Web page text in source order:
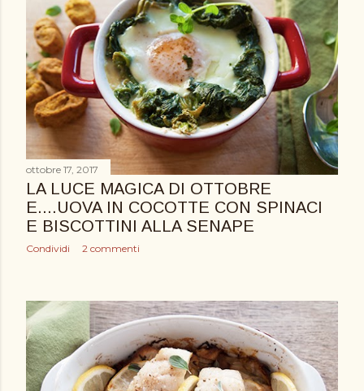
ottobre 17, 2017
LA LUCE MAGICA DI OTTOBRE
E....UOVA IN COCOTTE CON SPINACI
E BISCOTTINI ALLA SENAPE
Condividi 2 commenti